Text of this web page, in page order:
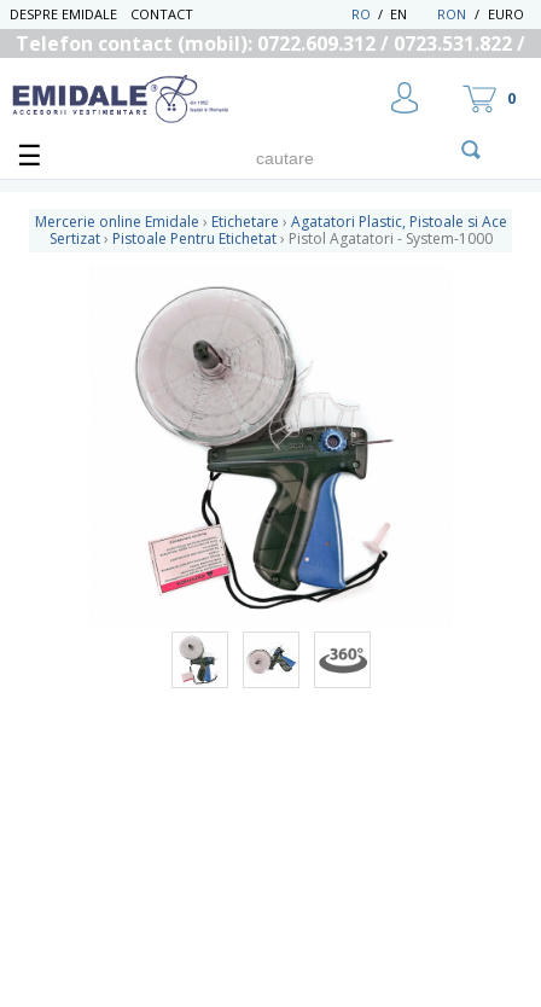
DESPRE EMIDALE CONTACT RON / EURO
EN
/
RO
Telefon contact (mobil): 0722.609.312 / 0723.531.822 /
0
Mercerie online Emidale › Etichetare › Agatatori Plastic, Pistoale si Ace
Sertizat › Pistoale Pentru Etichetat› Pistol Agatatori - System-1000